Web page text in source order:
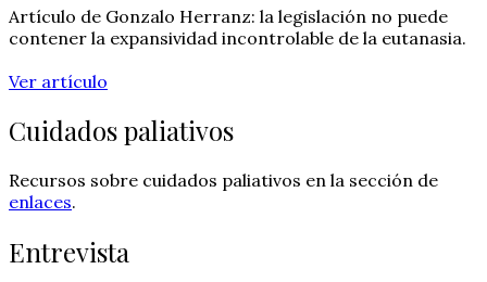
Artículo de Gonzalo Herranz: la legislación no puede
contener la expansividad incontrolable de la eutanasia.
Ver artículo
Cuidados paliativos
Recursos sobre cuidados paliativos en la sección de
enlaces.
Entrevista